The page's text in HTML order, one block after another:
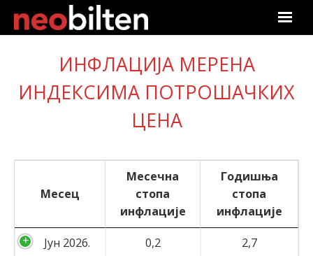
Почетна
Претрага
Подаци
Линкови
О нама
ИНФЛАЦИЈА МЕРЕНА
ИНДЕКСИМА ПОТРОШАЧКИХ
ЦЕНА
Месец
Месечна
стопа
инфлације
Годишња
стопа
инфлације
Јун 2026. 0,2
2,7